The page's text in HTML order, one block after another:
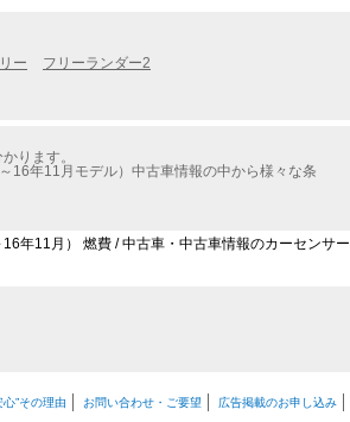
ー
フリーランダー2
ります。
16年11月モデル）中古車情報の中から様々な条
年11月） 燃費 / 中古車・中古車情報のカーセンサー
”その理由 お問い合わせ・ご要望 広告掲載のお申し込み